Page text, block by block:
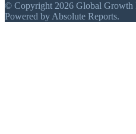
© Copyright 2026 Global Growth
Powered by Absolute Reports.